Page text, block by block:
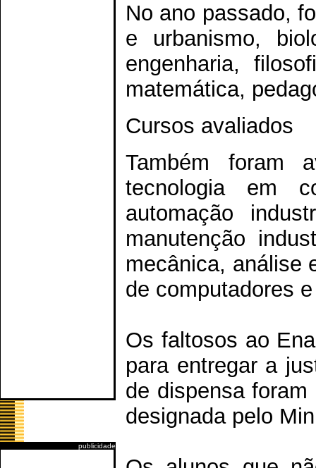
publicidade
No ano passado,
e urbanismo,
engenharia,
matemática,
Cursos avaliados
Também foram
tecnologia em
automação
manutenção
mecânica, análise
de computadores
Os faltosos ao
para entregar a
de dispensa
designada pelo